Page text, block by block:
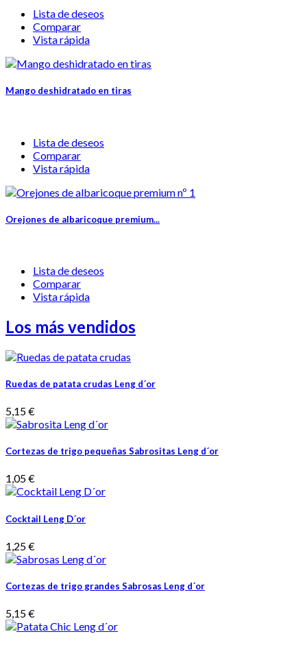
Lista de deseos
Comparar
Vista rápida
Mango deshidratado en tiras
Lista de deseos
Comparar
Vista rápida
Orejones de albaricoque premium...
Lista de deseos
Comparar
Vista rápida
Los más vendidos
Ruedas de patata crudas Leng d´or
5,15 €
Cortezas de trigo pequeñas Sabrositas Leng d´or
1,05 €
Cocktail Leng D´or
1,25 €
Cortezas de trigo grandes Sabrosas Leng d´or
5,15 €